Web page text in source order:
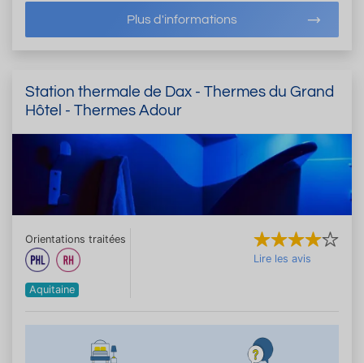
Plus d'informations
Station thermale de Dax - Thermes du Grand
Hôtel - Thermes Adour
Orientations traitées
Aquitaine
Lire les avis